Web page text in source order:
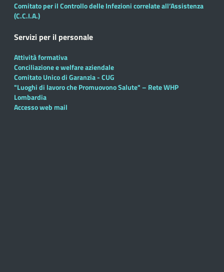
Comitato per il Controllo delle Infezioni correlate all’Assistenza
(C.C.I.A.)
Servizi per il personale
Attività formativa
Conciliazione e welfare aziendale
Comitato Unico di Garanzia - CUG
"Luoghi di lavoro che Promuovono Salute" – Rete WHP
Lombardia
Accesso web mail